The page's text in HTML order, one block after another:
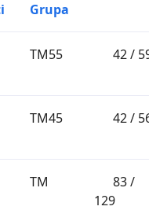
Grupa
TM55 42 /
TM45 42 /
TM
83 /
129